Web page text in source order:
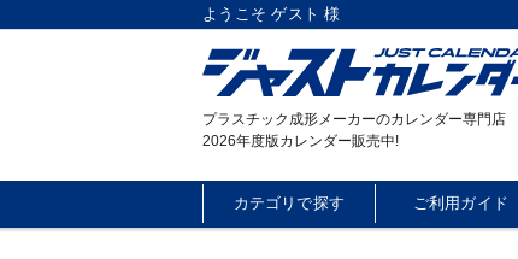
ようこそ ゲスト 様
プラスチック成形メーカーのカレンダー専門店
2026年度版カレンダー販売中!
カテゴリで探す ご利用ガイド